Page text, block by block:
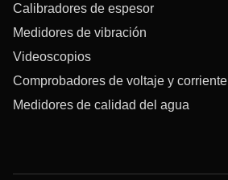
Calibradores de espesor
Medidores de vibración
Videoscopios
Comprobadores de voltaje y corriente
Medidores de calidad del agua